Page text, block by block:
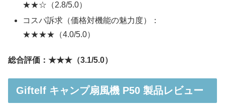
★★☆（2.8/5.0）
コスパ訴求（価格対機能の魅力度）：
★★★★（4.0/5.0）
総合評価：★★★（3.1/5.0）
Giftelf キャンプ扇風機 P50 製品レビュー